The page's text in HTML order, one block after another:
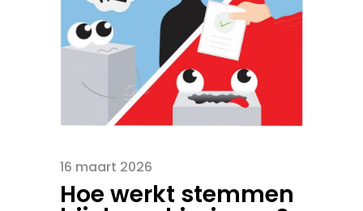
16 maart 2026
Hoe werkt stemmen